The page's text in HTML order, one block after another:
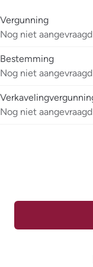
Vergunning
Nog niet aangevraagd
Bestemming
Nog niet aangevraagd
Nog niet aangevraagd